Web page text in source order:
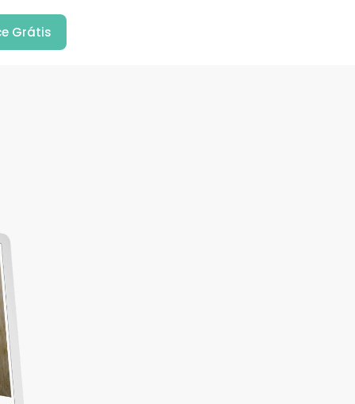
Grátis